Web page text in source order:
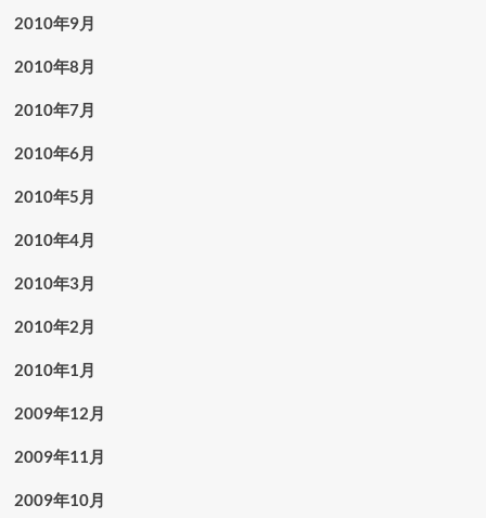
2010年9月
2010年8月
2010年7月
2010年6月
2010年5月
2010年4月
2010年3月
2010年2月
2010年1月
2009年12月
2009年11月
2009年10月